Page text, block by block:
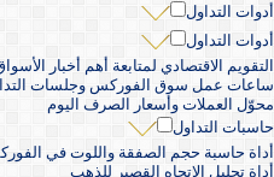
أدوات التداول
أدوات التداول
التقويم الاقتصادي لمتابعة أهم أخبار
ساعات عمل سوق الفوركس وجلسات
محوّل العملات وأسعار الصرف اليوم
حاسبات التداول
أداة حاسبة حجم الصفقة واللوت في
أداة تحليل الاتجاه القصير للذهب